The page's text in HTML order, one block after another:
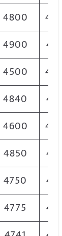
4800
4900
4500
4840
4600
4850
4750
4775